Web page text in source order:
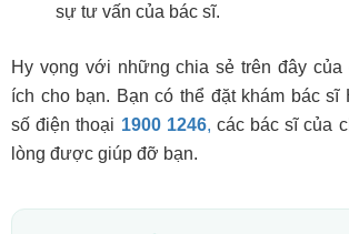
sự tư vấn của bác sĩ.
Hy vọng với những chia sẻ trên đây của
ích cho bạn. Bạn có thể đặt khám bác sĩ
số điện thoại 1900 1246, các bác sĩ của
lòng được giúp đỡ bạn.